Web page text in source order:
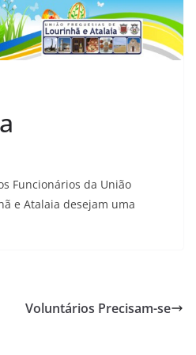
Funcionários da União
e Atalaia desejam uma
Voluntários Precisam-se